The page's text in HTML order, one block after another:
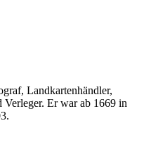
Landkartenhändler,
Verleger. Er war ab 1669 in